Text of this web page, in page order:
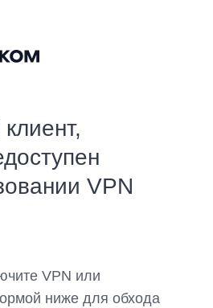
VPN
VPN или
ниже для обхода